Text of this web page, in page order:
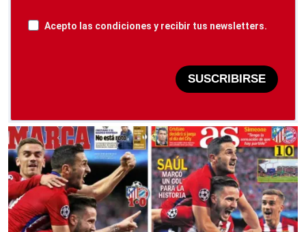
Acepto las condiciones y recibir tus newsletters.
SUSCRIBIRSE